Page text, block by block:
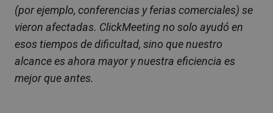
(por ejemplo, conferencias y ferias comerciales) se
vieron afectadas. ClickMeeting no solo ayudó en
esos tiempos de dificultad, sino que nuestro
alcance es ahora mayor y nuestra eficiencia es
mejor que antes.